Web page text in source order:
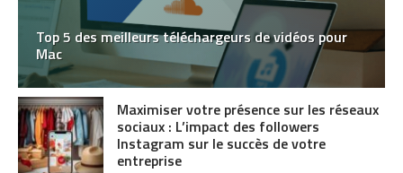
Top 5 des meilleurs téléchargeurs de vidéos pour
Mac
Maximiser votre présence sur les réseaux
sociaux : L’impact des followers
Instagram sur le succès de votre
entreprise